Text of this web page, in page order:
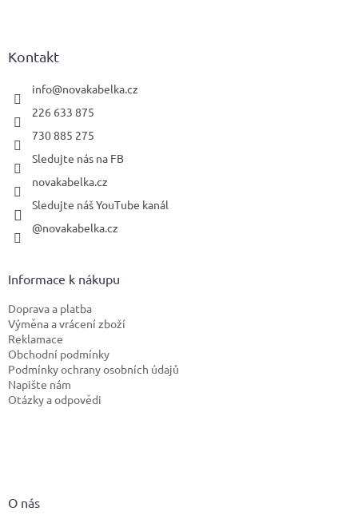
Kontakt
info@novakabelka.cz
226 633 875
730 885 275
Sledujte nás na FB
novakabelka.cz
Sledujte náš YouTube kanál
@novakabelka.cz
Informace k nákupu
Doprava a platba
Výměna a vrácení zboží
Reklamace
Obchodní podmínky
Podmínky ochrany osobních údajů
Napište nám
Otázky a odpovědi
O nás